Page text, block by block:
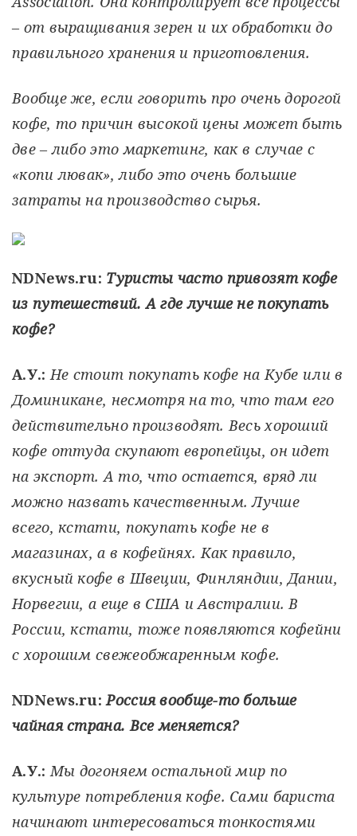
– от выращивания зерен и их обработки до
правильного хранения и приготовления.
Вообще же, если говорить про очень дорогой
кофе, то причин высокой цены может быть
две – либо это маркетинг, как в случае с
«копи лювак», либо это очень большие
затраты на производство сырья.
NDNews.ru: Туристы часто привозят кофе
из путешествий. А где лучше не покупать
кофе?
А.У.: Не стоит покупать кофе на Кубе или в
Доминикане, несмотря на то, что там его
действительно производят. Весь хороший
кофе оттуда скупают европейцы, он идет
на экспорт. А то, что остается, вряд ли
можно назвать качественным. Лучше
всего, кстати, покупать кофе не в
магазинах, а в кофейнях. Как правило,
вкусный кофе в Швеции, Финляндии, Дании,
Норвегии, а еще в США и Австралии. В
России, кстати, тоже появляются кофейни
с хорошим свежеобжаренным кофе.
NDNews.ru: Россия вообще-то больше
чайная страна. Все меняется?
А.У.: Мы догоняем остальной мир по
культуре потребления кофе. Сами бариста
начинают интересоваться тонкостями